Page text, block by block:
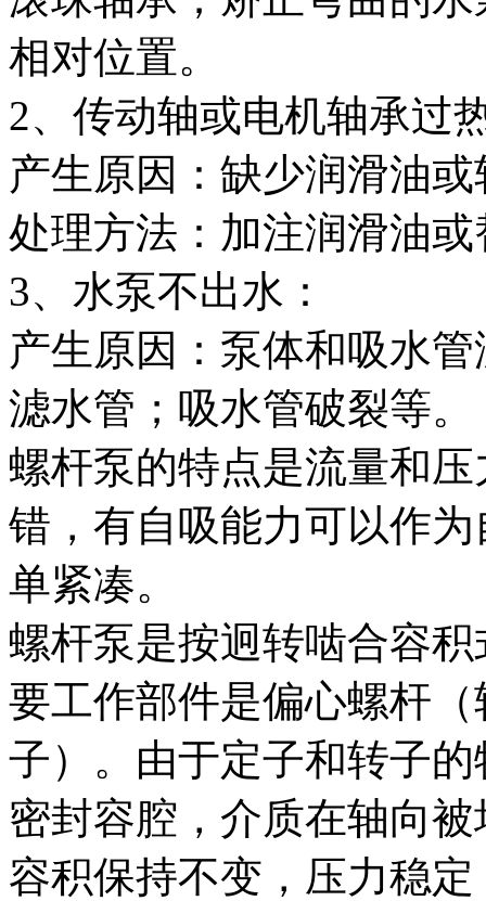
相对位置。
2、传动轴或电机轴承过
产生原因：缺少润滑油
处理方法：加注润滑油
3、水泵不出水：
产生原因：泵体和吸水
滤水管；吸水管破裂等。
螺杆泵的特点是流量和
错，有自吸能力可以作
单紧凑。
螺杆泵是按迥转啮合容
要工作部件是偏心螺杆
子）。由于定子和转子
密封容腔，介质在轴向
容积保持不变，压力稳